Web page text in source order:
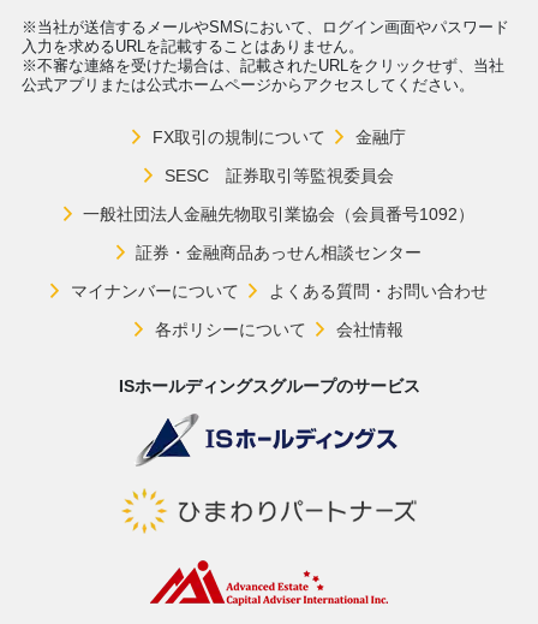
※当社が送信するメールやSMSにおいて、ログイン画面やパスワード
入力を求めるURLを記載することはありません。
※不審な連絡を受けた場合は、記載されたURLをクリックせず、当社
公式アプリまたは公式ホームページからアクセスしてください。
FX取引の規制について
金融庁
SESC 証券取引等監視委員会
一般社団法人金融先物取引業協会（会員番号1092）
証券・金融商品あっせん相談センター
マイナンバーについて
よくある質問・お問い合わせ
各ポリシーについて
会社情報
ISホールディングスグループのサービス